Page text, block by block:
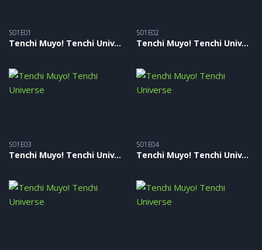
S01E01
Tenchi Muyo! Tenchi Universe – S01E01
S01E02
Tenchi Muyo! Tenchi Universe – S01E02
S01E03
Tenchi Muyo! Tenchi Universe – S01E03
S01E04
Tenchi Muyo! Tenchi Universe – S01E04